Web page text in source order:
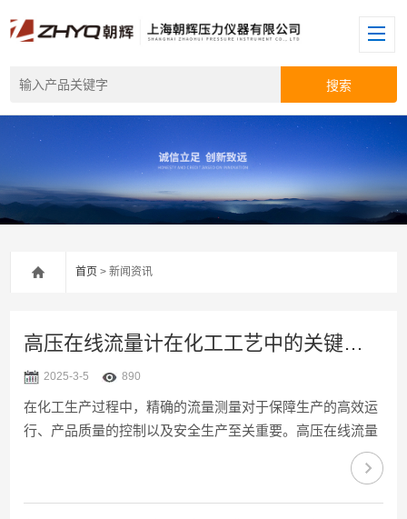
首页 > 新闻资讯
高压在线流量计在化工工艺中的关键作用
2025-3-5 890
在化工生产过程中，精确的流量测量对于保障生产的高效运
行、产品质量的控制以及安全生产至关重要。高压在线流量
计作为一种流量测量设备，在化工工艺中发挥着关键作用。
一、精确计量的重要性化工生产涉及到众多化学反应和物料
传输过程，对各种原料、中间产品和...